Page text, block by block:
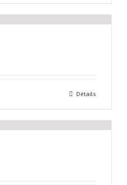
Détails